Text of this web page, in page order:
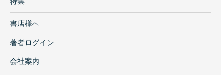
書店様へ
著者ログイン
会社案内